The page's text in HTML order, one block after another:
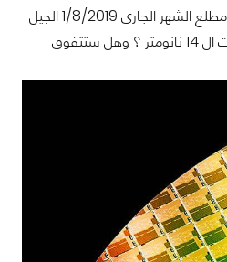
بعد صراع دام طويلًا قرابة 5 اعوام حول الانتقال من دقة تصنيع 14 نانومتر الى 10 نانومتر في معالجات وشرائح Intel خرج لنا مطلع الشهر الجاري 1/8/2019 الجيل
العاشر من معالجات Intel المستندة لمعمارية 10نانومتر Ice Lake ولكن هل سنرى فارقًا واضحًا في الاداء بينها وبين معالجات ال 14 نانومتر ؟ وهل ستتفوق